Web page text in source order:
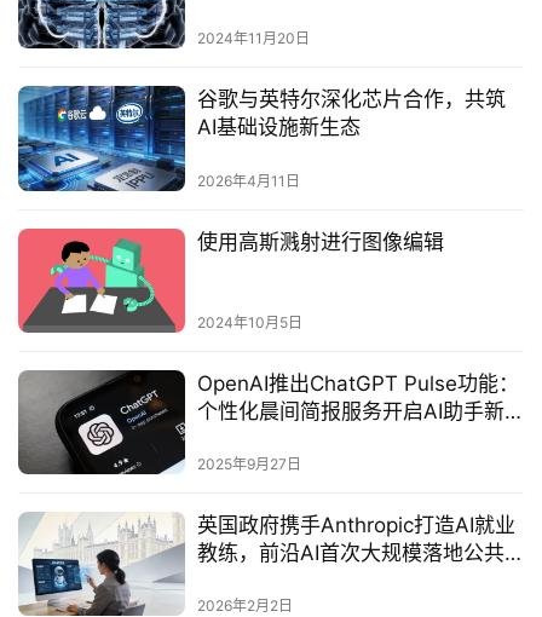
2024年11月20日
谷歌与英特尔深化芯片合作，共筑
AI基础设施新生态
2026年4月11日
使用高斯溅射进行图像编辑
2024年10月5日
OpenAI推出ChatGPT Pulse功能：
个性化晨间简报服务开启AI助手新
2025年9月27日
英国政府携手Anthropic打造AI就业
教练，前沿AI首次大规模落地公共
2026年2月2日